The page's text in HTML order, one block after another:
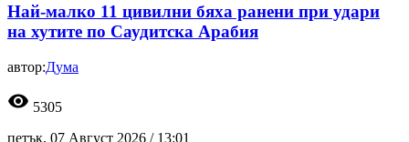
Най-малко 11 цивилни бяха ранени при удари
на хутите по Саудитска Арабия
автор:Дума
visibility 5305
петък, 07 Август 2026 / 13:01